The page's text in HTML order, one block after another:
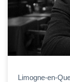
Limogne-en-